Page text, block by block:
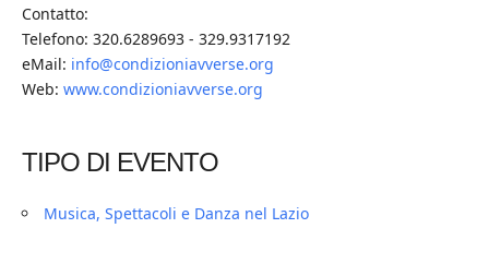
Contatto:
Telefono: 320.6289693 - 329.9317192
eMail: info@condizioniavverse.org
Web: www.condizioniavverse.org
TIPO DI EVENTO
Musica, Spettacoli e Danza nel Lazio